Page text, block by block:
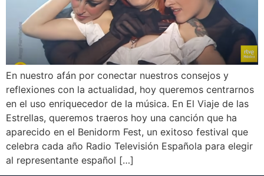
En nuestro afán por conectar nuestros consejos y
reflexiones con la actualidad, hoy queremos centrarnos
en el uso enriquecedor de la música. En El Viaje de las
Estrellas, queremos traeros hoy una canción que ha
aparecido en el Benidorm Fest, un exitoso festival que
celebra cada año Radio Televisión Española para elegir
al representante español […]